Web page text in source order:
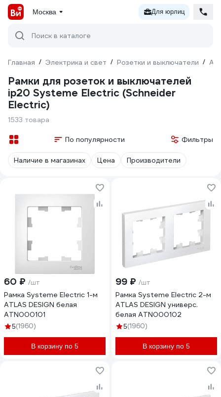
Москва Для юрлиц
Поиск в каталоге
Главная / Электрика и свет / Розетки и выключатели /
Рамки для розеток и выключателей
ip20 Systeme Electric (Schneider
Electric)
1533 товара
По популярности Фильтры
Наличие в магазинах Цена Производители
60 ₽ /шт
Рамка Systeme Electric 1-м
ATLAS DESIGN белая
ATN000101
5(1960)
В корзину по 5
99 ₽ /шт
Рамка Systeme Electric 2-м
ATLAS DESIGN универс.
белая ATN000102
5(1960)
В корзину по 5